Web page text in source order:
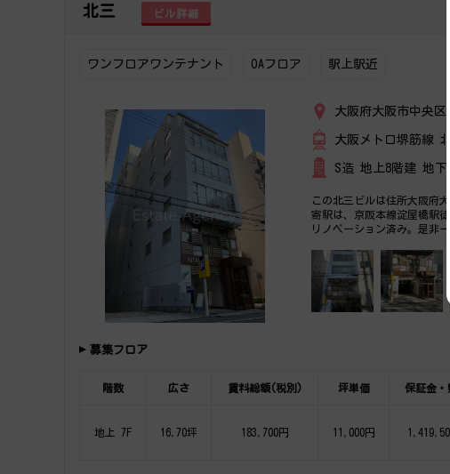
北三 ビル詳細
ワンフロアワンテナント OAフロア 駅上駅近
大阪府大阪市中央
大阪メトロ堺筋線
S造 地上8階建 地下0
この北三ビルは住所大阪府
寄駅は、京阪本線淀屋橋駅
リノベーション済み。是非
募集フロア
階数 広さ 賃料総額(税別) 坪単価 保証金・
地上 7F 16.70坪 183,700円 11,000円